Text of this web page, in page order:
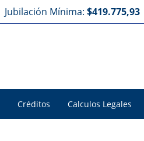
Jubilación Mínima: $419.775,93
Créditos Calculos Legales